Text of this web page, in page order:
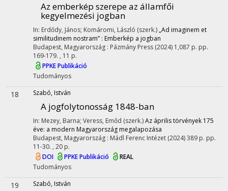
Az emberkép szerepe az államfői
kegyelmezési jogban
In: Erdődy, János; Komáromi, László (szerk.) „Ad imaginem et
similitudinem nostram” : Emberkép a jogban
Budapest, Magyarország : Pázmány Press (2024) 1,087 p. pp.
169-179. , 11 p.
PPKE Publikáció
Tudományos
18 Szabó, István
A jogfolytonosság 1848-ban
In: Mezey, Barna; Veress, Emőd (szerk.)Az április törvények 175
éve: a modern Magyarország megalapozása
Budapest, Magyarország : Mádl Ferenc Intézet (2024)389 p. pp.
11-30. , 20 p.
DOI
PPKE Publikáció
REAL
Tudományos
19 Szabó, István